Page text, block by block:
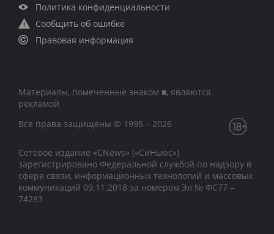
Политика конфиденциальности
Сообщить об ошибке
Правовая информация
Материалы, помеченные знаком ■, являются
рекламой
Все права защищены © 1995 – 2026
Сетевое издание «CNews» («СиНьюс»)
зарегистрировано Федеральной службой по надзору в
сфере связи, информационных технологий и массовых
коммуникаций 09.11.2018 за номером Эл № ФС77 –
74283